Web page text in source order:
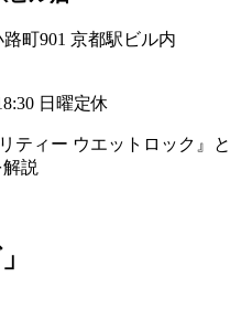
町901 京都駅ビル内
日曜定休
ティー ウエットロック』と
説